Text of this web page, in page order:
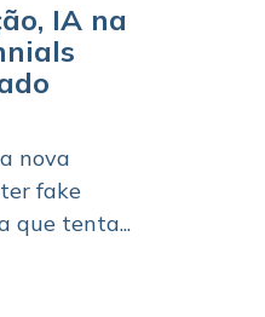
IA na
nova
fake
que tenta...